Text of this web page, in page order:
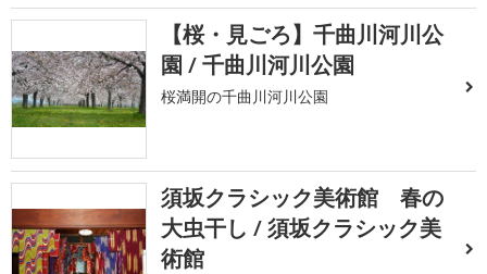
【桜・見ごろ】千曲川河川公
園 / 千曲川河川公園
桜満開の千曲川河川公園
須坂クラシック美術館 春の
大虫干し / 須坂クラシック美
術館